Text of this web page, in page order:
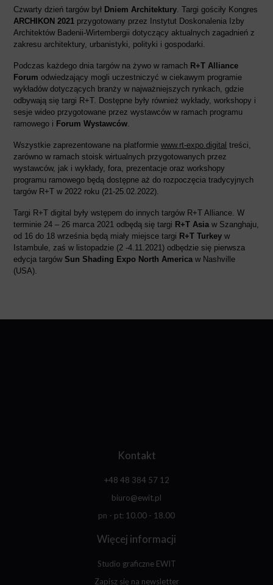
Czwarty dzień targów był Dniem Architektury. Targi gościły Kongres
ARCHIKON 2021 przygotowany przez Instytut Doskonalenia Izby
Architektów Badenii-Wirtembergii dotyczący aktualnych zagadnień z
zakresu architektury, urbanistyki, polityki i gospodarki.
Podczas każdego dnia targów na żywo w ramach R+T Alliance
Forum odwiedzający mogli uczestniczyć w ciekawym programie
wykładów dotyczących branży w najważniejszych rynkach, gdzie
odbywają się targi R+T. Dostępne były również wykłady, workshopy i
sesje wideo przygotowane przez wystawców w ramach programu
ramowego i Forum Wystawców.
Wszystkie zaprezentowane na platformiewww.rt-expo.digital treści,
zarówno w ramach stoisk wirtualnych przygotowanych przez
wystawców, jak i wykłady, fora, prezentacje oraz workshopy
programu ramowego będą dostępne aż do rozpoczęcia tradycyjnych
targów R+T w 2022 roku (21-25.02.2022).
Targi R+T digital były wstępem do innych targów R+T Alliance. W
terminie 24 – 26 marca 2021 odbędą się targi R+T Asia w Szanghaju,
od 16 do 18 września będą miały miejsce targi R+T Turkey w
Istambule, zaś w listopadzie (2 -4.11.2021) odbędzie się pierwsza
edycja targówSun Shading Expo North America w Nashville
(USA).
Kontakt
+48 48 384 57 12
biuro@ewit.pl
pn - pt: 10.00 - 18.00
Więcej informacji
Studio graficzne EWIT
Zapisz się na newsletter